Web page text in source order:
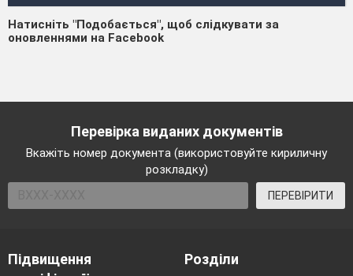
Натисніть "Подобається", щоб слідкувати за
оновленнями на Facebook
Перевірка виданих документів
Вкажіть номер документа (використовуйте кириличну
розкладку)
ПЕРЕВІРИТИ
Підвищення
Розділи